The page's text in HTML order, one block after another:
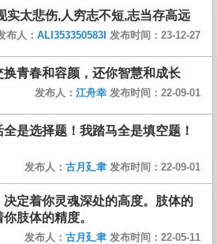
实太悲伤,人穷志不短,志当存高远
布人： ALI353350583I 发布时间：23-12-27
换青春和容颜，还你智慧和成长
发布人： 江舟幸 发布时间：22-09-01
是选择题！我踏马全是填空题！
发布人： 古月廴聿 发布时间：22-09-01
决定着你灵魂深处的高度。肢体的
肢体的精度。
发布人： 古月廴聿 发布时间：22-05-11